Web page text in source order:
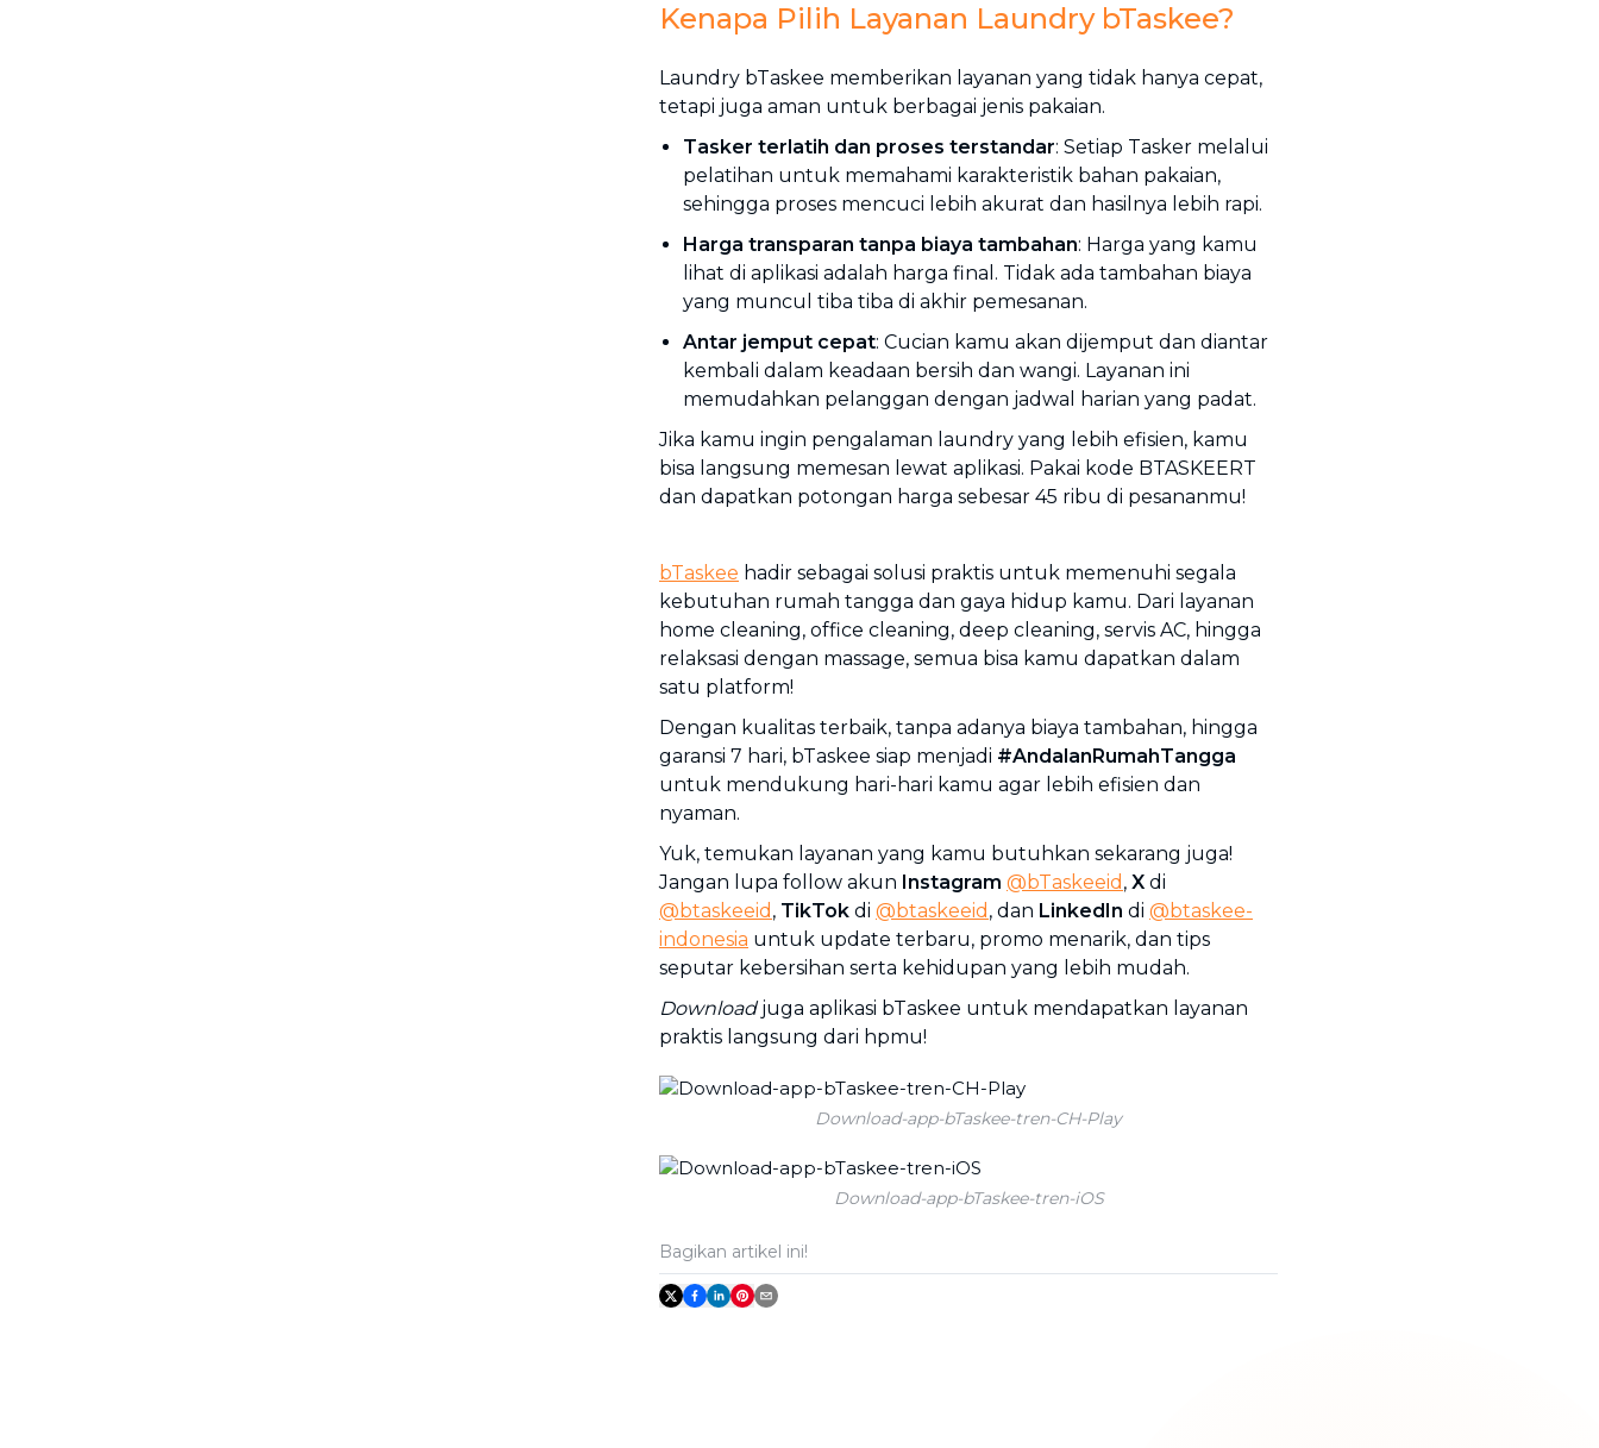
Kenapa Pilih Layanan Laundry bTaskee?
Laundry bTaskee memberikan layanan yang tidak hanya cepat,
tetapi juga aman untuk berbagai jenis pakaian.
Tasker terlatih dan proses terstandar: Setiap Tasker melalui
pelatihan untuk memahami karakteristik bahan pakaian,
sehingga proses mencuci lebih akurat dan hasilnya lebih rapi.
Harga transparan tanpa biaya tambahan: Harga yang kamu
lihat di aplikasi adalah harga final. Tidak ada tambahan biaya
yang muncul tiba tiba di akhir pemesanan.
Antar jemput cepat: Cucian kamu akan dijemput dan diantar
kembali dalam keadaan bersih dan wangi. Layanan ini
memudahkan pelanggan dengan jadwal harian yang padat.
Jika kamu ingin pengalaman laundry yang lebih efisien, kamu
bisa langsung memesan lewat aplikasi. Pakai kode BTASKEERT
dan dapatkan potongan harga sebesar 45 ribu di pesananmu!
bTaskee hadir sebagai solusi praktis untuk memenuhi segala
kebutuhan rumah tangga dan gaya hidup kamu. Dari layanan
home cleaning, office cleaning, deep cleaning, servis AC, hingga
relaksasi dengan massage, semua bisa kamu dapatkan dalam
satu platform!
Dengan kualitas terbaik, tanpa adanya biaya tambahan, hingga
garansi 7 hari, bTaskee siap menjadi #AndalanRumahTangga
untuk mendukung hari-hari kamu agar lebih efisien dan
nyaman.
Yuk, temukan layanan yang kamu butuhkan sekarang juga!
Jangan lupa follow akun Instagram @bTaskeeid , X di
@btaskeeid , TikTok di @btaskeeid , dan LinkedIn di @btaskee-
indonesia untuk update terbaru, promo menarik, dan tips
seputar kebersihan serta kehidupan yang lebih mudah.
Downloadjuga aplikasi bTaskee untuk mendapatkan layanan
praktis langsung dari hpmu!
Download-app-bTaskee-tren-CH-Play
Download-app-bTaskee-tren-iOS
Bagikan artikel ini!